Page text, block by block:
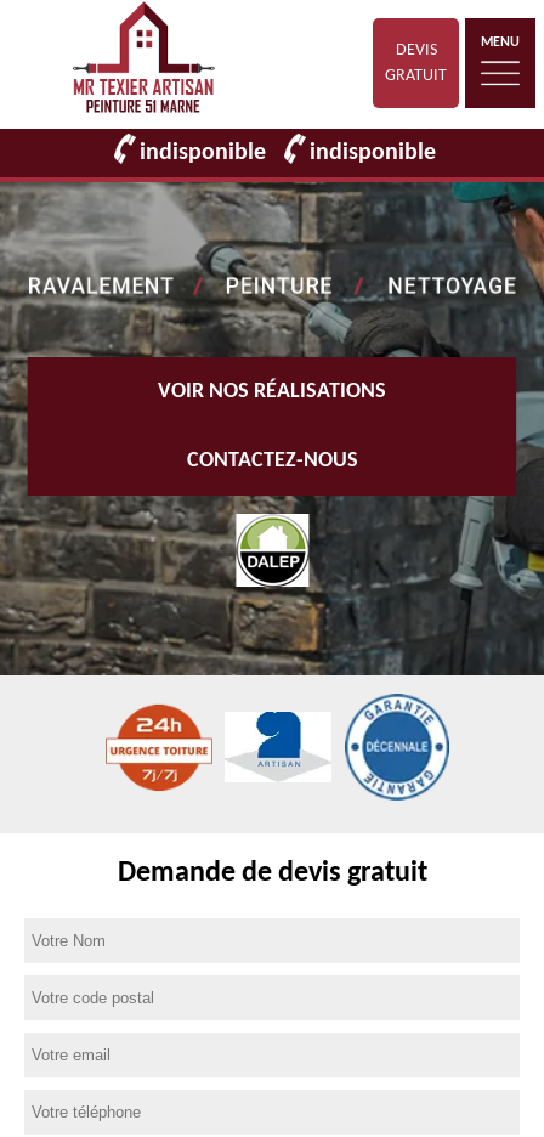
DEVIS
GRATUIT
MENU
indisponible indisponible
VOIR NOS RÉALISATIONS
CONTACTEZ-NOUS
Demande de devis gratuit